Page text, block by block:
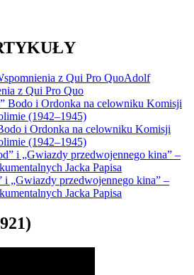
Adolf
z Qui Pro Quo
i Ordonka na celowniku Komisji
(1942–1945)
i „Gwiazdy przedwojennego kina” –
Jacka Papisa